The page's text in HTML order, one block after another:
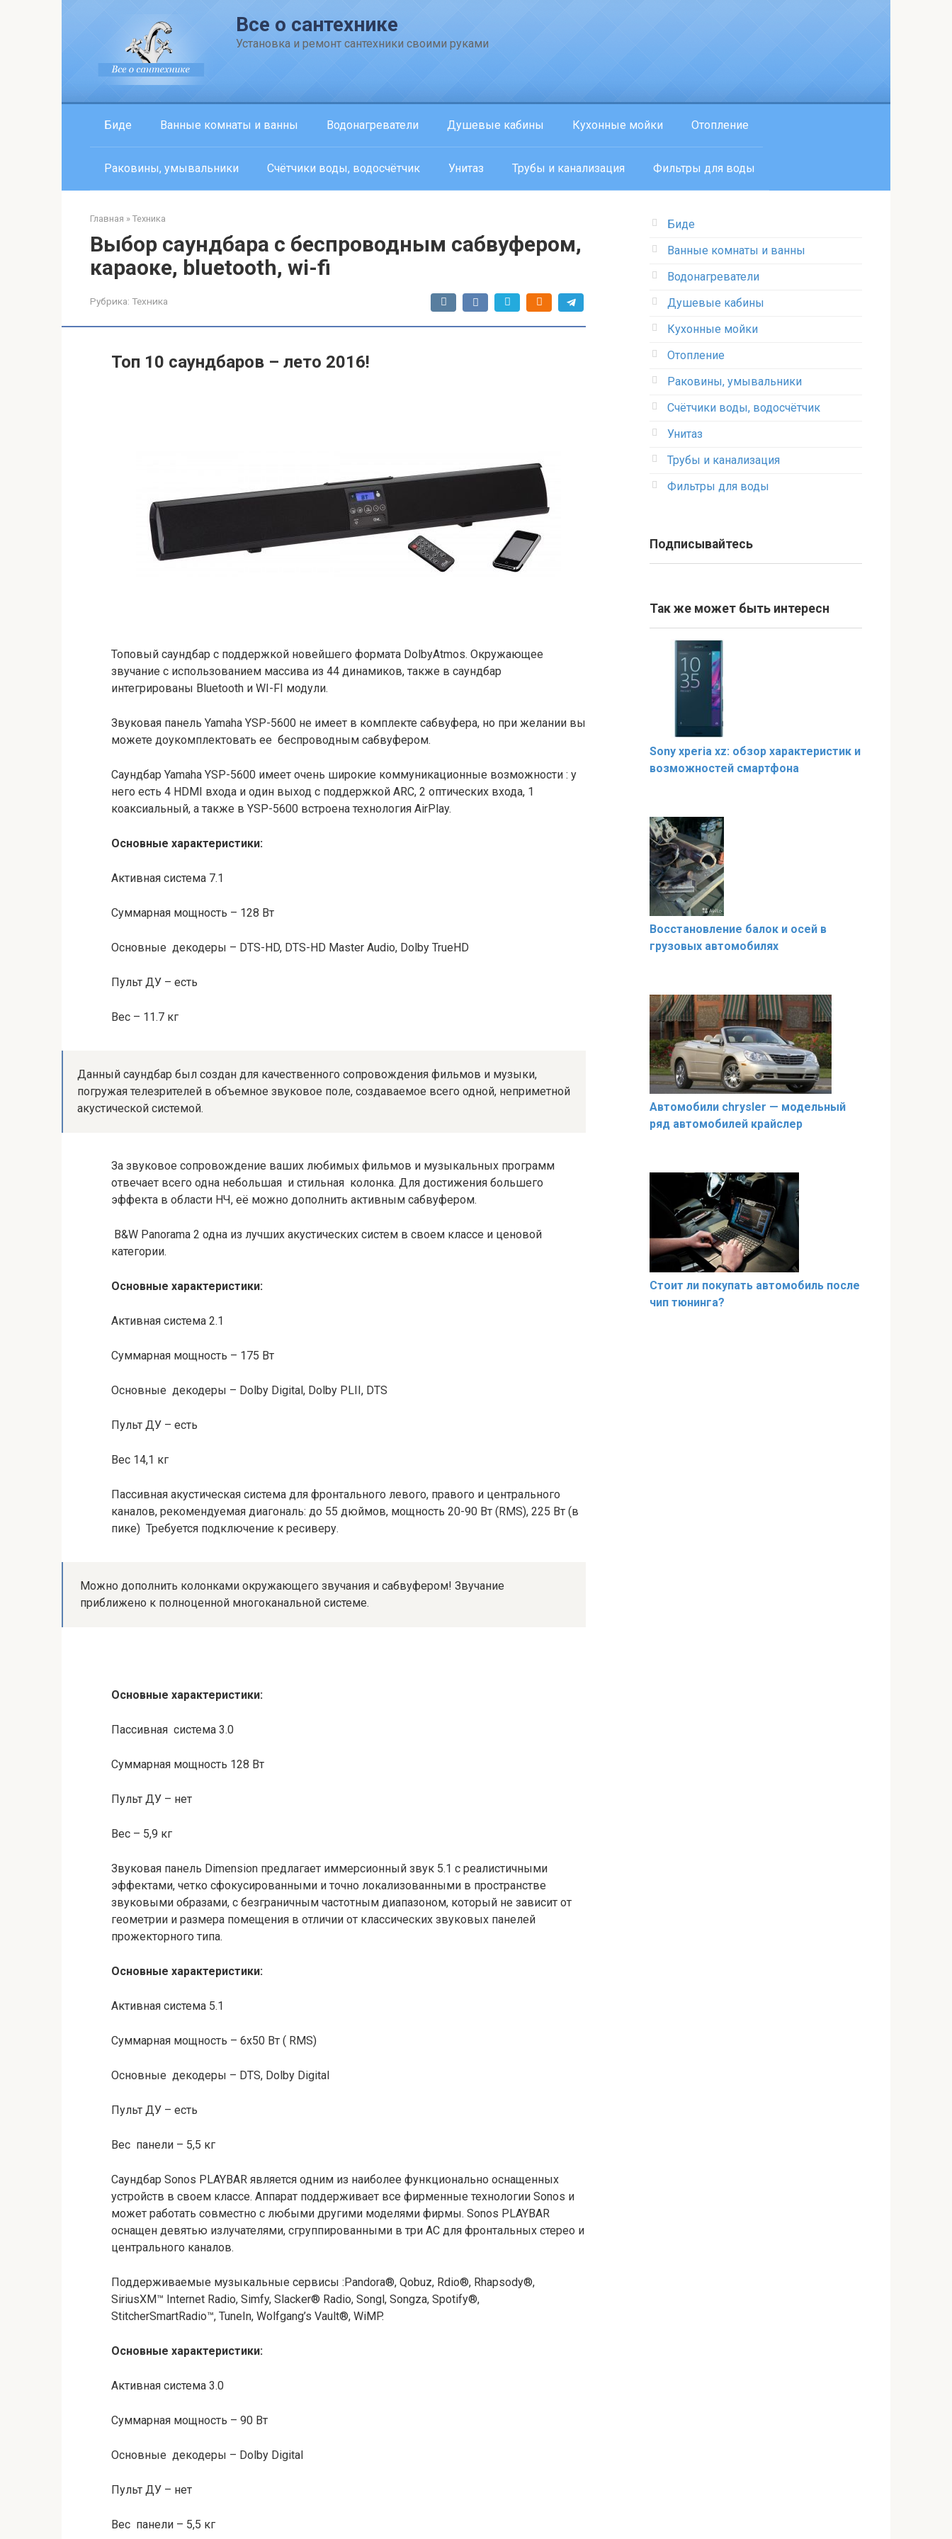
Все о сантехнике
Установка и ремонт сантехники своими руками
Биде Ванные комнаты и ванны Водонагреватели Душевые кабины Кухонные мойки Отопление
Раковины, умывальники Счётчики воды, водосчётчик Унитаз Трубы и канализация Фильтры для воды
Главная » Техника
Выбор саундбара с беспроводным сабвуфером,
караоке, bluetooth, wi-fi
Рубрика: Техника
Топ 10 саундбаров – лето 2016!
Топовый саундбар с поддержкой новейшего формата DolbyAtmos. Окружающее
звучание с использованием массива из 44 динамиков, также в саундбар
интегрированы Bluetooth и WI-FI модули.
Звуковая панель Yamaha YSP-5600 не имеет в комплекте сабвуфера, но при желании вы
можете доукомплектовать ее беспроводным сабвуфером.
Саундбар Yamaha YSP-5600 имеет очень широкие коммуникационные возможности : у
него есть 4 HDMI входа и один выход с поддержкой ARC, 2 оптических входа, 1
коаксиальный, а также в YSP-5600 встроена технология AirPlay.
Основные характеристики:
Активная система 7.1
Суммарная мощность – 128 Вт
Основные декодеры – DTS-HD, DTS-HD Master Audio, Dolby TrueHD
Пульт ДУ – есть
Вес – 11.7 кг
Данный саундбар был создан для качественного сопровождения фильмов и музыки,
погружая телезрителей в объемное звуковое поле, создаваемое всего одной, неприметной
акустической системой.
За звуковое сопровождение ваших любимых фильмов и музыкальных программ
отвечает всего одна небольшая и стильная колонка. Для достижения большего
эффекта в области НЧ, её можно дополнить активным сабвуфером.
B&W Panorama 2 одна из лучших акустических систем в своем классе и ценовой
категории.
Основные характеристики:
Активная система 2.1
Суммарная мощность – 175 Вт
Основные декодеры – Dolby Digital, Dolby PLII, DTS
Пульт ДУ – есть
Вес 14,1 кг
Пассивная акустическая система для фронтального левого, правого и центрального
каналов, рекомендуемая диагональ: до 55 дюймов, мощность 20-90 Вт (RMS), 225 Вт (в
пике) Требуется подключение к ресиверу.
Можно дополнить колонками окружающего звучания и сабвуфером! Звучание
приближено к полноценной многоканальной системе.
Основные характеристики:
Пассивная система 3.0
Суммарная мощность 128 Вт
Пульт ДУ – нет
Вес – 5,9 кг
Звуковая панель Dimension предлагает иммерсионный звук 5.1 с реалистичными
эффектами, четко сфокусированными и точно локализованными в пространстве
звуковыми образами, с безграничным частотным диапазоном, который не зависит от
геометрии и размера помещения в отличии от классических звуковых панелей
прожекторного типа.
Основные характеристики:
Активная система 5.1
Суммарная мощность – 6х50 Вт ( RMS)
Основные декодеры – DTS, Dolby Digital
Пульт ДУ – есть
Вес панели – 5,5 кг
Саундбар Sonos PLAYBAR является одним из наиболее функционально оснащенных
устройств в своем классе. Аппарат поддерживает все фирменные технологии Sonos и
может работать совместно с любыми другими моделями фирмы. Sonos PLAYBAR
оснащен девятью излучателями, сгруппированными в три АС для фронтальных стерео и
центрального каналов.
Поддерживаемые музыкальные сервисы :Pandora®, Qobuz, Rdio®, Rhapsody®,
SiriusXM™ Internet Radio, Simfy, Slacker® Radio, Songl, Songza, Spotify®,
StitcherSmartRadio™, TuneIn, Wolfgang’s Vault®, WiMP.
Основные характеристики:
Активная система 3.0
Суммарная мощность – 90 Вт
Основные декодеры – Dolby Digital
Пульт ДУ – нет
Вес панели – 5,5 кг
Биде
Ванные комнаты и ванны
Водонагреватели
Душевые кабины
Кухонные мойки
Отопление
Раковины, умывальники
Счётчики воды, водосчётчик
Унитаз
Трубы и канализация
Фильтры для воды
Подписывайтесь
Так же может быть интересн
Sony xperia xz: обзор характеристик и
возможностей смартфона
Восстановление балок и осей в
грузовых автомобилях
Автомобили chrysler — модельный
ряд автомобилей крайслер
Стоит ли покупать автомобиль после
чип тюнинга?